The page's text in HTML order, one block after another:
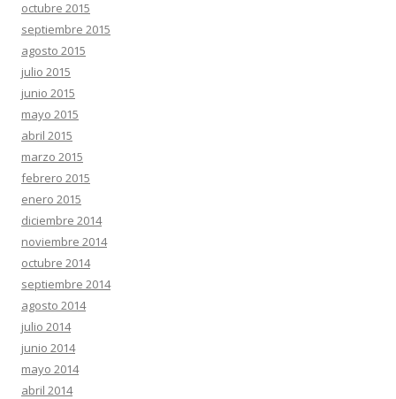
octubre 2015
septiembre 2015
agosto 2015
julio 2015
junio 2015
mayo 2015
abril 2015
marzo 2015
febrero 2015
enero 2015
diciembre 2014
noviembre 2014
octubre 2014
septiembre 2014
agosto 2014
julio 2014
junio 2014
mayo 2014
abril 2014